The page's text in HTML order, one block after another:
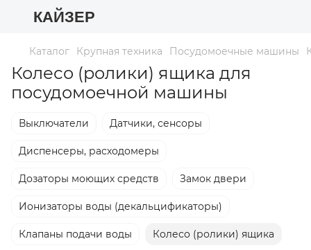
КАЙЗЕР
Каталог Крупная техника Посудомоечные машины
Колесо (ролики) ящика для
посудомоечной машины
Выключатели Датчики, сенсоры
Диспенсеры, расходомеры
Дозаторы моющих средств Замок двери
Ионизаторы воды (декальцификаторы)
Клапаны подачи воды Колесо (ролики) ящика